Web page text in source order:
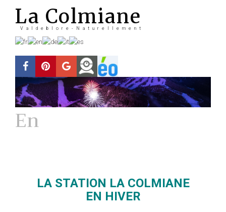
La Colmiane
Valdeblore-Naturellement
En
LA STATION LA COLMIANE
EN HIVER